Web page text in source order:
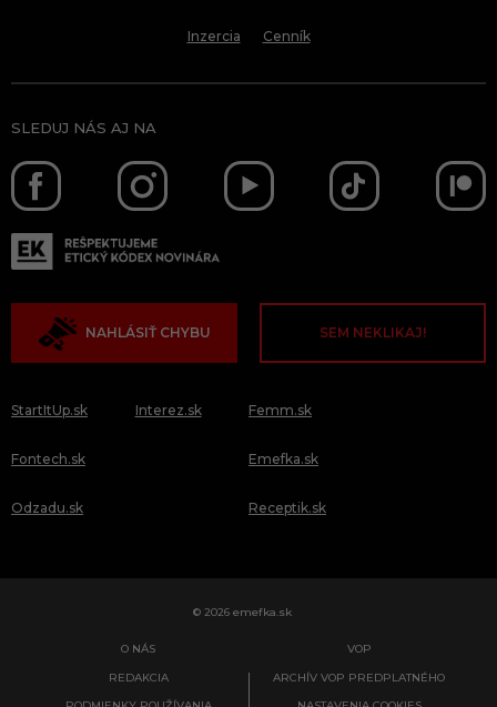
Inzercia Cenník
SLEDUJ NÁS AJ NA
NAHLÁSIŤ CHYBU SEM NEKLIKAJ!
StartItUp.sk
Fontech.sk
Odzadu.sk
Interez.sk Femm.sk
Emefka.sk
Receptik.sk
© 2026 emefka.sk
O NÁS
REDAKCIA
VOP
ARCHÍV VOP PREDPLATNÉHO